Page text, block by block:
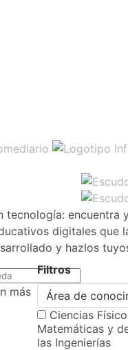
tecnología: encuentra
digitales que
y hazlos
más
Filtros
Área de
Ciencias
Matemáticas y
las Ingenierías